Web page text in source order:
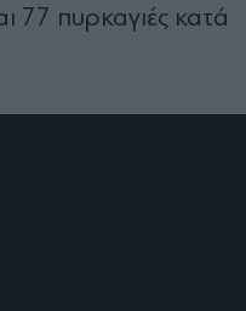
77 πυρκαγιές κατά